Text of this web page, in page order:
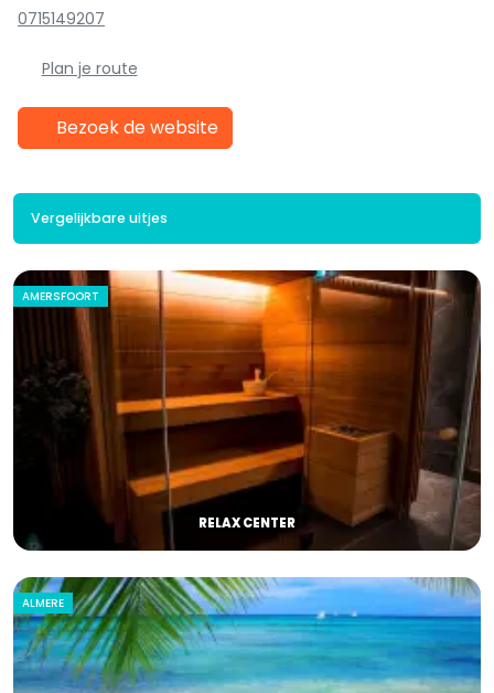
0715149207
Plan je route
Bezoek de website
Vergelijkbare uitjes
AMERSFOORT
RELAX CENTER
ALMERE